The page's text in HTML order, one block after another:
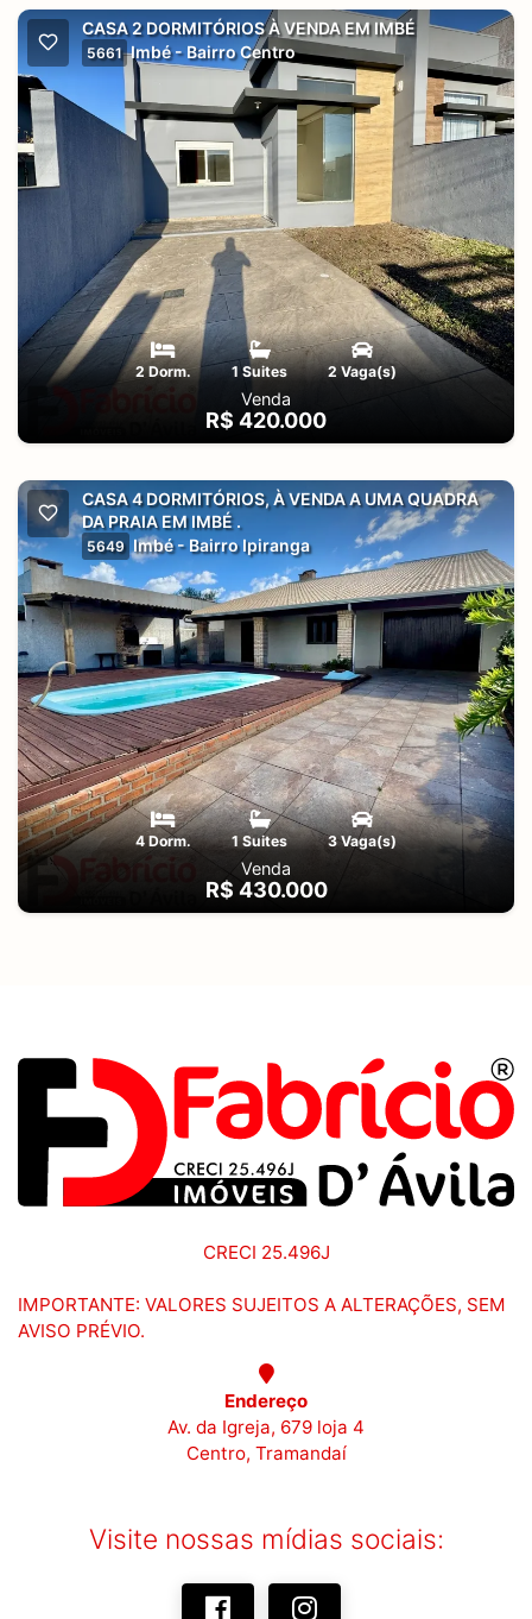
CASA 2 DORMITÓRIOS À VENDA EM IMBÉ
5661 Imbé - Bairro Centro
2 Dorm. 1 Suites 2 Vaga(s)
Venda
R$ 420.000
CASA 4 DORMITÓRIOS, À VENDA A UMA QUADRA
DA PRAIA EM IMBÉ .
5649 Imbé - Bairro Ipiranga
4 Dorm. 1 Suites 3 Vaga(s)
Venda
R$ 430.000
CRECI 25.496J
IMPORTANTE: VALORES SUJEITOS A ALTERAÇÕES, SEM
AVISO PRÉVIO.
Endereço
Av. da Igreja, 679 loja 4
Centro, Tramandaí
Visite nossas mídias sociais: